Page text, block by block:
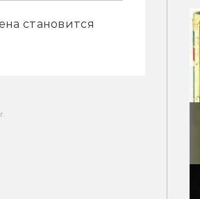
становится